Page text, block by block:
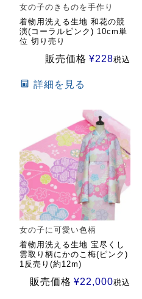
女の子のきものを手作り
着物用洗える生地 和花の競
演(コーラルピンク) 10cm単
位 切り売り
販売価格 ¥228税込
詳細を見る
女の子に可愛い色柄
着物用洗える生地 宝尽くし
雲取り柄にかのこ梅(ピンク)
1反売り(約12m)
販売価格 ¥22,000税込